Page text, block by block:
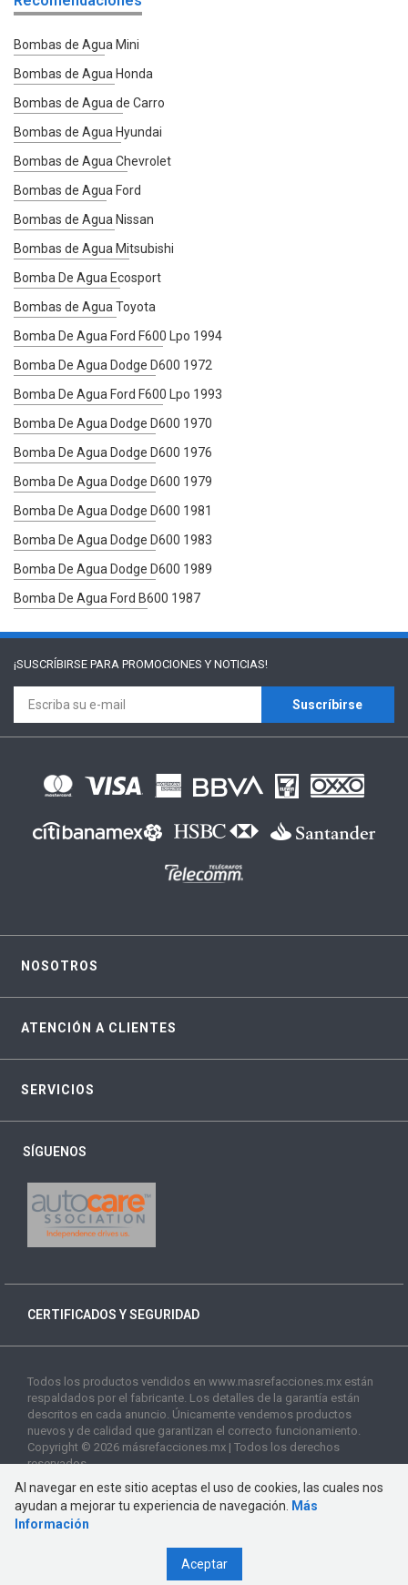
Bombas de Agua Mini
Bombas de Agua Honda
Bombas de Agua de Carro
Bombas de Agua Hyundai
Bombas de Agua Chevrolet
Bombas de Agua Ford
Bombas de Agua Nissan
Bombas de Agua Mitsubishi
Bomba De Agua Ecosport
Bombas de Agua Toyota
Bomba De Agua Ford F600 Lpo 1994
Bomba De Agua Dodge D600 1972
Bomba De Agua Ford F600 Lpo 1993
Bomba De Agua Dodge D600 1970
Bomba De Agua Dodge D600 1976
Bomba De Agua Dodge D600 1979
Bomba De Agua Dodge D600 1981
Bomba De Agua Dodge D600 1983
Bomba De Agua Dodge D600 1989
Bomba De Agua Ford B600 1987
¡SUSCRÍBIRSE PARA PROMOCIONES Y NOTICIAS!
Suscríbirse
NOSOTROS
ATENCIÓN A CLIENTES
SERVICIOS
SÍGUENOS
CERTIFICADOS Y SEGURIDAD
Todos los productos vendidos en www.masrefacciones.mx están
respaldados por el fabricante. Los detalles de la garantía están
descritos en cada anuncio. Únicamente vendemos productos
nuevos y de calidad que garantizan el correcto funcionamiento.
Copyright © 2026 másrefacciones.mx | Todos los derechos
reservados
Al navegar en este sitio aceptas el uso de cookies, las cuales nos
ayudan a mejorar tu experiencia de navegación.
Más
Información
Aceptar